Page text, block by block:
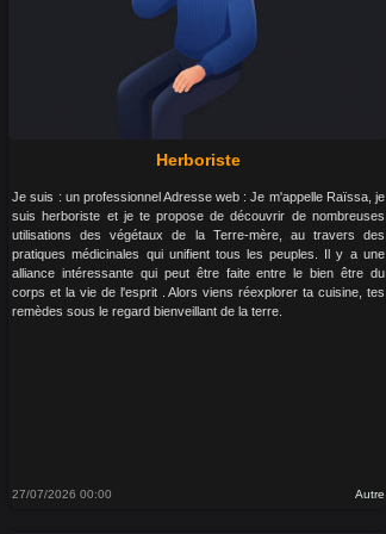
Herboriste
Je suis : un professionnel Adresse web : Je m'appelle Raïssa, je
suis herboriste et je te propose de découvrir de nombreuses
utilisations des végétaux de la Terre-mère, au travers des
pratiques médicinales qui unifient tous les peuples. Il y a une
alliance intéressante qui peut être faite entre le bien être du
corps et la vie de l'esprit . Alors viens réexplorer ta cuisine, tes
remèdes sous le regard bienveillant de la terre.
27/07/2026 00:00 Autre